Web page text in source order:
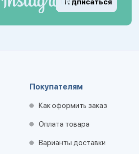
Покупателям
Как оформить заказ
Оплата товара
Варианты доставки